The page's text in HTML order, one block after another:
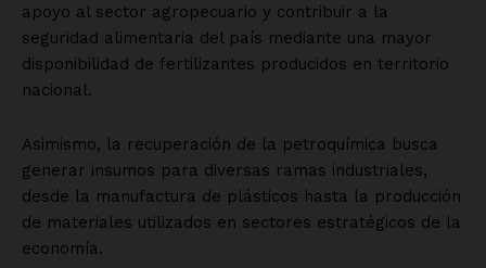
apoyo al sector agropecuario y contribuir a la
seguridad alimentaria del país mediante una mayor
disponibilidad de fertilizantes producidos en territorio
nacional.
Asimismo, la recuperación de la petroquímica busca
generar insumos para diversas ramas industriales,
desde la manufactura de plásticos hasta la producción
de materiales utilizados en sectores estratégicos de la
economía.